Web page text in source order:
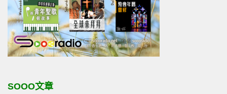
SOOO文章